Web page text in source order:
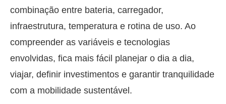
combinação entre bateria, carregador,
infraestrutura, temperatura e rotina de uso. Ao
compreender as variáveis e tecnologias
envolvidas, fica mais fácil planejar o dia a dia,
viajar, definir investimentos e garantir tranquilidade
com a mobilidade sustentável.